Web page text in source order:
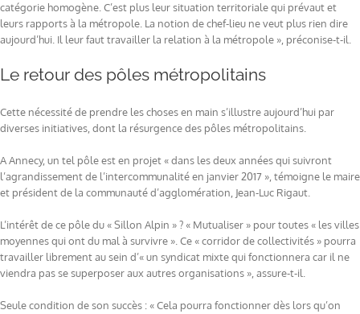
catégorie homogène. C’est plus leur situation territoriale qui prévaut et
leurs rapports à la métropole. La notion de chef-lieu ne veut plus rien dire
aujourd’hui. Il leur faut travailler la relation à la métropole », préconise-t-il.
Le retour des pôles métropolitains
Cette nécessité de prendre les choses en main s’illustre aujourd’hui par
diverses initiatives, dont la résurgence des pôles métropolitains.
A Annecy, un tel pôle est en projet « dans les deux années qui suivront
l’agrandissement de l’intercommunalité en janvier 2017 », témoigne le maire
et président de la communauté d’agglomération, Jean-Luc Rigaut.
L’intérêt de ce pôle du « Sillon Alpin » ? « Mutualiser » pour toutes « les villes
moyennes qui ont du mal à survivre ». Ce « corridor de collectivités » pourra
travailler librement au sein d’« un syndicat mixte qui fonctionnera car il ne
viendra pas se superposer aux autres organisations », assure-t-il.
Seule condition de son succès : « Cela pourra fonctionner dès lors qu’on